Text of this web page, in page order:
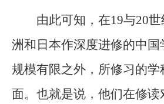
由此可知，在19与20
洲和日本作深度进修的中国
规模有限之外，所修习的学
面。也就是说，他们在修